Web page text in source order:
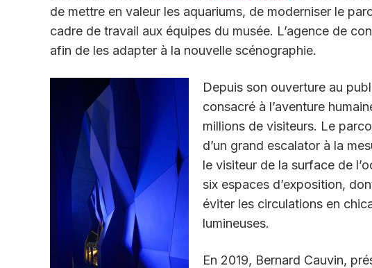
de mettre en valeur les aquariums, de moderniser le
cadre de travail aux équipes du musée. L’agence de
afin de les adapter à la nouvelle scénographie.
Depuis son ouverture au
consacré à l’aventure
millions de visiteurs. Le
d’un grand escalator à la
le visiteur de la surface de
six espaces d’exposition,
éviter les circulations en
lumineuses.
En 2019, Bernard Cauvin,